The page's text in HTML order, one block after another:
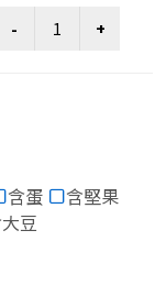
含蛋
含堅果
豆